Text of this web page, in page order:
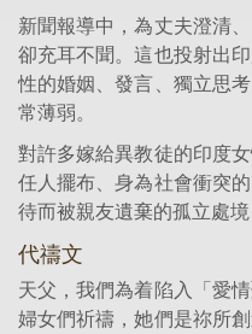
新聞報導中，為丈夫澄清
卻充耳不聞。這也投射出
性的婚姻、發言、獨立思
常薄弱。
對許多嫁給異教徒的印度
任人擺布、身為社會衝突
待而被親友遺棄的孤立處
代禱文
天父，我們為着陷入「愛
婦女們祈禱，她們是祢所